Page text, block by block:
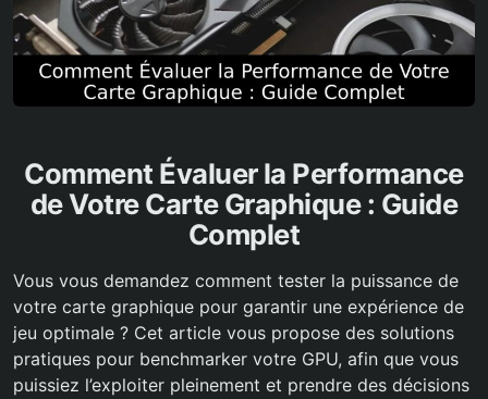
Comment Évaluer la Performance
de Votre Carte Graphique : Guide
Complet
Vous vous demandez comment tester la puissance de
votre carte graphique pour garantir une expérience de
jeu optimale ? Cet article vous propose des solutions
pratiques pour benchmarker votre GPU, afin que vous
puissiez l’exploiter pleinement et prendre des décisions